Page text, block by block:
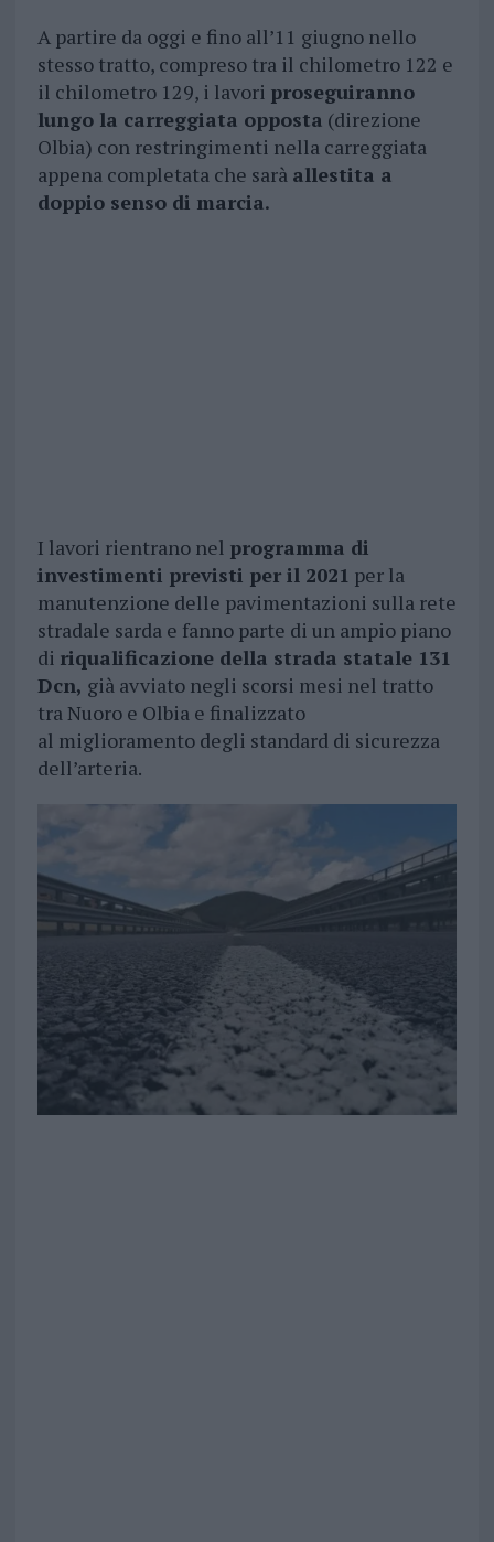
A partire da oggi e fino all’11 giugno nello
stesso tratto, compreso tra il chilometro 122 e
il chilometro 129, i lavori proseguiranno
lungo la carreggiata opposta (direzione
Olbia) con restringimenti nella carreggiata
appena completata che sarà allestita a
doppio senso di marcia.
I lavori rientrano nel programma di
investimenti previsti per il 2021 per la
manutenzione delle pavimentazioni sulla rete
stradale sarda e fanno parte di un ampio piano
di riqualificazione della strada statale 131
Dcn, già avviato negli scorsi mesi nel tratto
tra Nuoro e Olbia e finalizzato
al miglioramento degli standard di sicurezza
dell’arteria.